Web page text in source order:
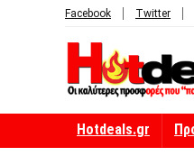
Facebook Twitter
Hotdeals.gr